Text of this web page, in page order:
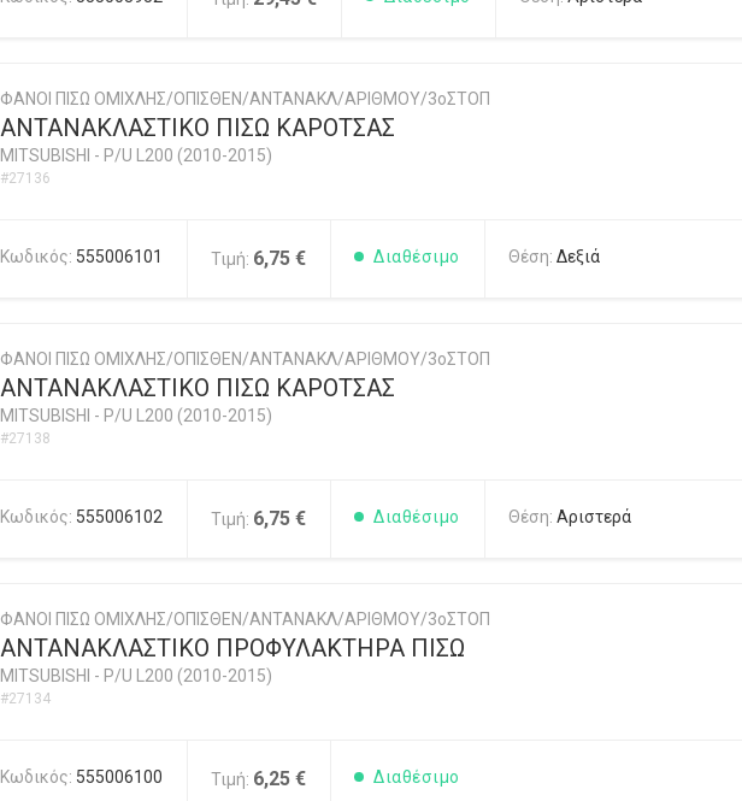
ΦΑΝΟΙ ΠΙΣΩ ΟΜΙΧΛΗΣ/ΟΠΙΣΘΕΝ/ΑΝΤΑΝΑΚΛ/ΑΡΙΘΜΟΥ/3οΣΤΟΠ
ΑΝΤΑΝΑΚΛΑΣΤΙΚΟ ΠΙΣΩ ΚΑΡΟΤΣΑΣ
MITSUBISHI - P/U L200 (2010-2015)
#27136
Κωδικός: 555006101 Τιμή: 6,75 € Διαθέσιμο Θέση: Δεξιά
ΦΑΝΟΙ ΠΙΣΩ ΟΜΙΧΛΗΣ/ΟΠΙΣΘΕΝ/ΑΝΤΑΝΑΚΛ/ΑΡΙΘΜΟΥ/3οΣΤΟΠ
ΑΝΤΑΝΑΚΛΑΣΤΙΚΟ ΠΙΣΩ ΚΑΡΟΤΣΑΣ
MITSUBISHI - P/U L200 (2010-2015)
#27138
Κωδικός: 555006102 Τιμή: 6,75 € Διαθέσιμο Θέση: Αριστερά
ΦΑΝΟΙ ΠΙΣΩ ΟΜΙΧΛΗΣ/ΟΠΙΣΘΕΝ/ΑΝΤΑΝΑΚΛ/ΑΡΙΘΜΟΥ/3οΣΤΟΠ
ΑΝΤΑΝΑΚΛΑΣΤΙΚΟ ΠΡΟΦΥΛΑΚΤΗΡΑ ΠΙΣΩ
MITSUBISHI - P/U L200 (2010-2015)
#27134
Κωδικός: 555006100 Τιμή: 6,25 € Διαθέσιμο